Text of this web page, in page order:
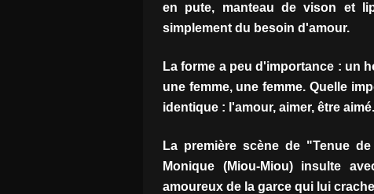
en pute, manteau de vison et
simplement du besoin d'amour.
La forme a peu d'importance : un
une femme, une femme. Quelle
identique : l'amour, aimer, être
La première scène de "Tenue
Monique (Miou-Miou) insulte
amoureux de la garce qui lui